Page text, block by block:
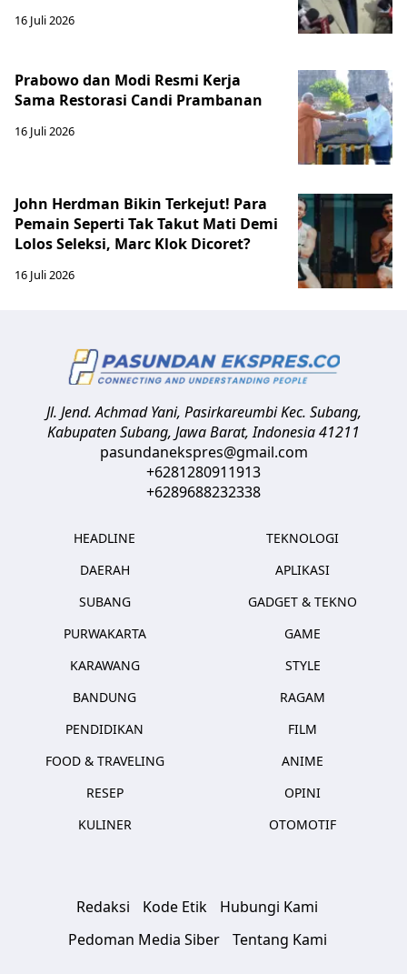
16 Juli 2026
Prabowo dan Modi Resmi Kerja
Sama Restorasi Candi Prambanan
16 Juli 2026
John Herdman Bikin Terkejut! Para
Pemain Seperti Tak Takut Mati Demi
Lolos Seleksi, Marc Klok Dicoret?
16 Juli 2026
Jl. Jend. Achmad Yani, Pasirkareumbi Kec. Subang,
Kabupaten Subang, Jawa Barat,Indonesia41211
pasundanekspres@gmail.com
+6281280911913
+6289688232338
HEADLINE
DAERAH
SUBANG
PURWAKARTA
KARAWANG
BANDUNG
PENDIDIKAN
FOOD & TRAVELING
RESEP
KULINER
TEKNOLOGI
APLIKASI
GADGET & TEKNO
GAME
STYLE
RAGAM
FILM
ANIME
OPINI
OTOMOTIF
Redaksi Kode Etik
Hubungi Kami
Pedoman Media Siber
Tentang Kami